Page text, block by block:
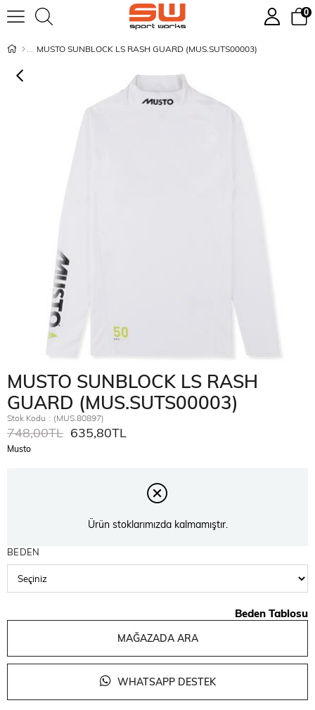
0
MUSTO SUNBLOCK LS RASH GUARD (MUS.SUTS00003)
MUSTO SUNBLOCK LS RASH
GUARD (MUS.SUTS00003)
Stok Kodu (MUS.80897)
748,00TL 635,80TL
Musto
Ürün stoklarımızda kalmamıştır.
BEDEN
Beden Tablosu
MAĞAZADA ARA
WHATSAPP DESTEK